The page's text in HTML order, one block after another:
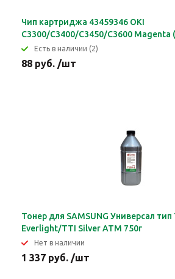
Чип картриджа 43459346 OKI
C3300/C3400/C3450/C3600 Magenta
Eсть в наличии (2)
88 руб. /шт
Тонер для SAMSUNG Универсал тип
Everlight/TTI Silver ATM 750г
Нет в наличии
1 337 руб. /шт